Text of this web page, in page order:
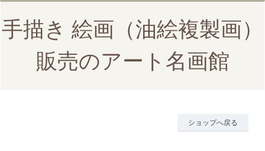
手描き 絵画（油絵複製画）
販売のアート名画館
ショップへ戻る